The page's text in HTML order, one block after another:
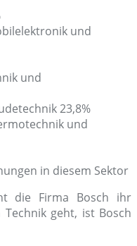
und
und
23,8%
und
in diesem Sektor
die Firma Bosch ihr
geht, ist Bosch